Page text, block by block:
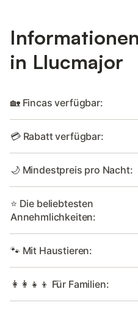
in Llucmajor
🏡 Fincas verfügbar:
💳 Rabatt verfügbar:
🌙 Mindestpreis pro Nacht:
⭐ Die beliebtesten
Annehmlichkeiten:
🐾 Mit Haustieren:
👩‍👩‍👧‍👦 Für Familien: